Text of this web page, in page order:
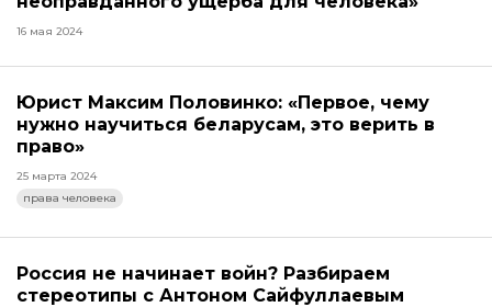
16 мая 2024
Юрист Максим Половинко: «Первое, чему
нужно научиться беларусам, это верить в
право»
25 марта 2024
права человека
Россия не начинает войн? Разбираем
стереотипы с Антоном Сайфуллаевым